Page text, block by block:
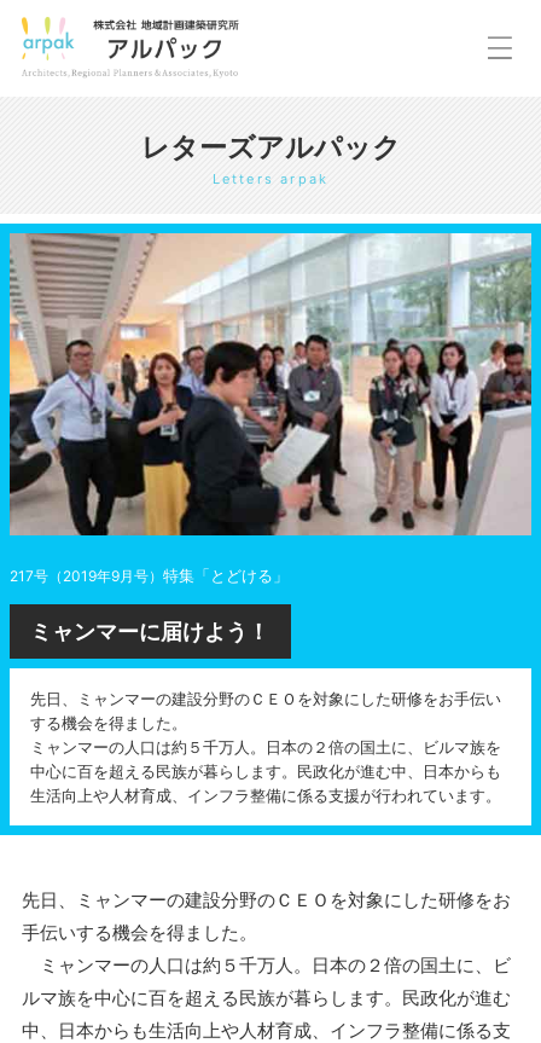
レターズアルパック
Letters arpak
217号（2019年9月号） 特集「とどける」
ミャンマーに届けよう！
先日、ミャンマーの建設分野のＣＥＯを対象にした研修をお手伝い
する機会を得ました。
ミャンマーの人口は約５千万人。日本の２倍の国土に、ビルマ族を
中心に百を超える民族が暮らします。民政化が進む中、日本からも
生活向上や人材育成、インフラ整備に係る支援が行われています。
先日、ミャンマーの建設分野のＣＥＯを対象にした研修をお
手伝いする機会を得ました。
ミャンマーの人口は約５千万人。日本の２倍の国土に、ビ
ルマ族を中心に百を超える民族が暮らします。民政化が進む
中、日本からも生活向上や人材育成、インフラ整備に係る支